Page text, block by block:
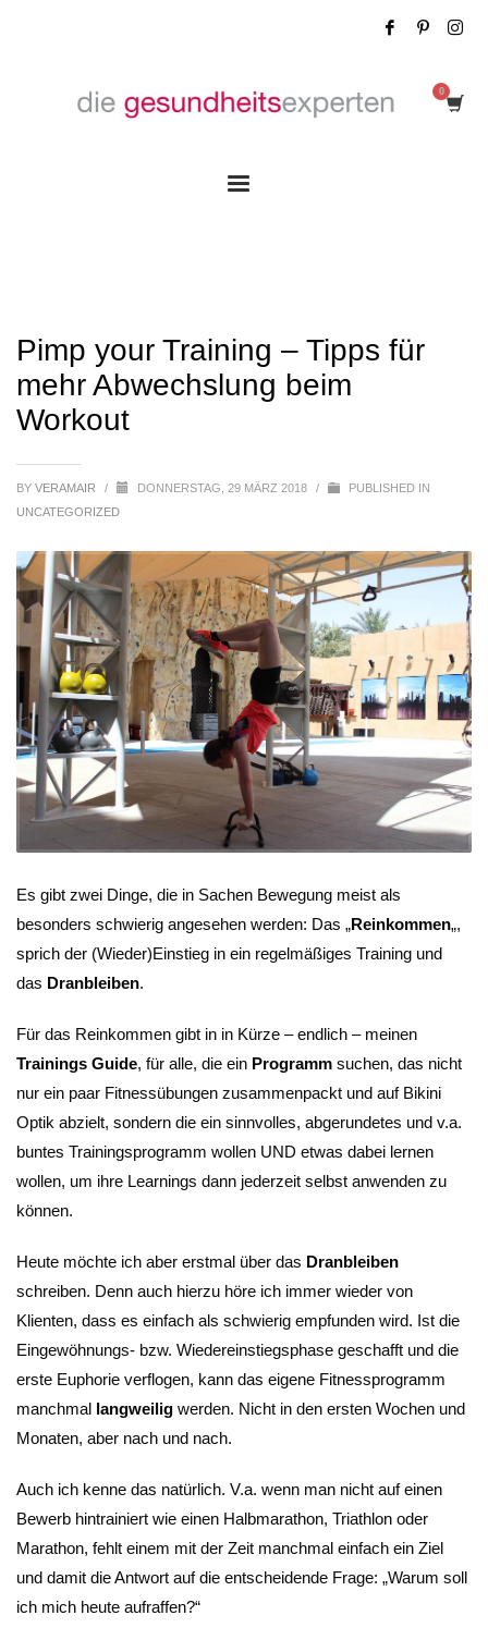
Pimp your Training – Tipps für
mehr Abwechslung beim
Workout
BY VERAMAIR / DONNERSTAG, 29 MÄRZ 2018 /
PUBLISHED IN
UNCATEGORIZED
Es gibt zwei Dinge, die in Sachen Bewegung meist als
besonders schwierig angesehen werden: Das „Reinkommen„,
sprich der (Wieder)Einstieg in ein regelmäßiges Training und
das Dranbleiben.
Für das Reinkommen gibt in in Kürze – endlich – meinen
Trainings Guide, für alle, die ein Programm suchen, das nicht
nur ein paar Fitnessübungen zusammenpackt und auf Bikini
Optik abzielt, sondern die ein sinnvolles, abgerundetes und v.a.
buntes Trainingsprogramm wollen UND etwas dabei lernen
wollen, um ihre Learnings dann jederzeit selbst anwenden zu
können.
Heute möchte ich aber erstmal über das Dranbleiben
schreiben. Denn auch hierzu höre ich immer wieder von
Klienten, dass es einfach als schwierig empfunden wird. Ist die
Eingewöhnungs- bzw. Wiedereinstiegsphase geschafft und die
erste Euphorie verflogen, kann das eigene Fitnessprogramm
manchmal langweilig werden. Nicht in den ersten Wochen und
Monaten, aber nach und nach.
Auch ich kenne das natürlich. V.a. wenn man nicht auf einen
Bewerb hintrainiert wie einen Halbmarathon, Triathlon oder
Marathon, fehlt einem mit der Zeit manchmal einfach ein Ziel
und damit die Antwort auf die entscheidende Frage: „Warum soll
ich mich heute aufraffen?“